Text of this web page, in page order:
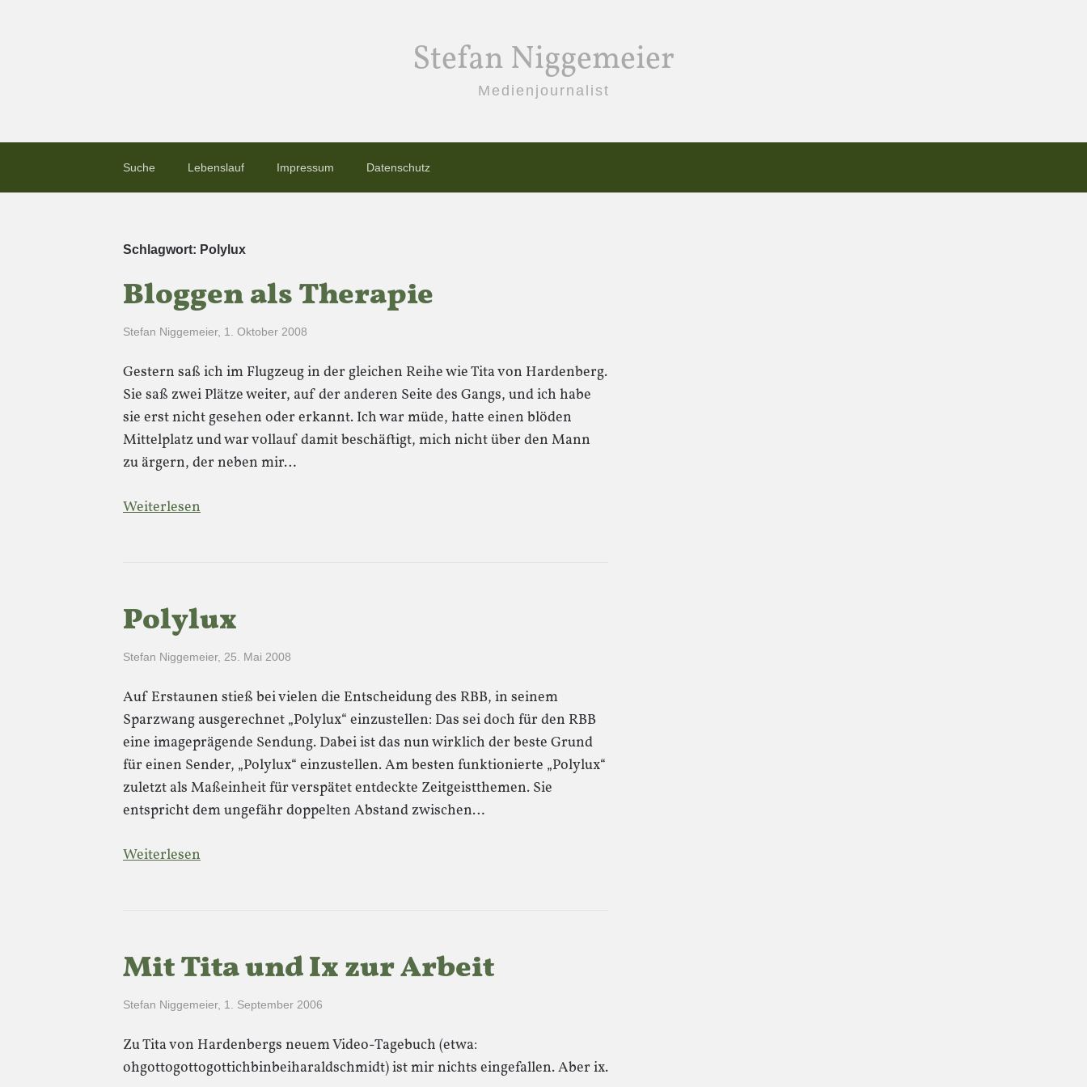
Stefan Niggemeier
Medienjournalist
Suche Lebenslauf Impressum Datenschutz
Schlagwort: Polylux
Bloggen als Therapie
Stefan Niggemeier, 1. Oktober 2008
Gestern saß ich im Flugzeug in der gleichen Reihe wie Tita von Hardenberg.
Sie saß zwei Plätze weiter, auf der anderen Seite des Gangs, und ich habe
sie erst nicht gesehen oder erkannt. Ich war müde, hatte einen blöden
Mittelplatz und war vollauf damit beschäftigt, mich nicht über den Mann
zu ärgern, der neben mir…
Weiterlesen
Polylux
Stefan Niggemeier, 25. Mai 2008
Auf Erstaunen stieß bei vielen die Entscheidung des RBB, in seinem
Sparzwang ausgerechnet „Polylux“ einzustellen: Das sei doch für den RBB
eine imageprägende Sendung. Dabei ist das nun wirklich der beste Grund
für einen Sender, „Polylux“ einzustellen. Am besten funktionierte „Polylux“
zuletzt als Maßeinheit für verspätet entdeckte Zeitgeistthemen. Sie
entspricht dem ungefähr doppelten Abstand zwischen…
Weiterlesen
Mit Tita und Ix zur Arbeit
Stefan Niggemeier, 1. September 2006
Zu Tita von Hardenbergs neuem Video-Tagebuch (etwa:
ohgottogottogottichbinbeiharaldschmidt) ist mir nichts eingefallen. Aber ix.